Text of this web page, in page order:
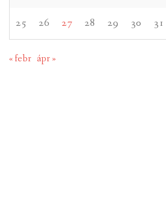
25 26 27 28 29 30 31
« febr ápr »